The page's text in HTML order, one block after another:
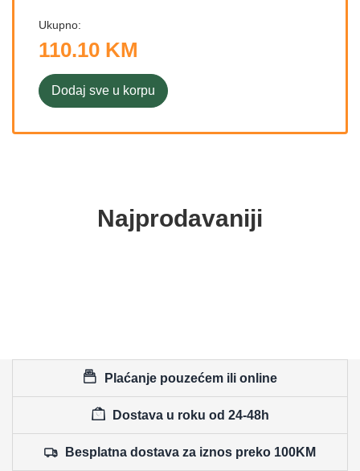
Ukupno:
110.10 KM
Dodaj sve u korpu
Najprodavaniji
Plaćanje pouzećem ili online
Dostava u roku od 24-48h
Besplatna dostava za iznos preko 100KM